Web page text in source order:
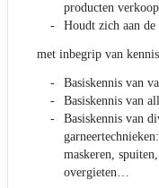
producten
Houdt zich aan de
met inbegrip van
Basiskennis van
Basiskennis van
Basiskennis van
maskeren,
overgieten…